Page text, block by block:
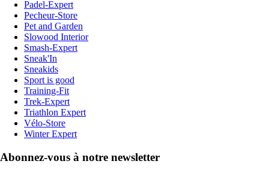
Padel-Expert
Pecheur-Store
Pet and Garden
Slowood Interior
Smash-Expert
Sneak'In
Sneakids
Sport is good
Training-Fit
Trek-Expert
Triathlon Expert
Vélo-Store
Winter Expert
Abonnez-vous à notre newsletter